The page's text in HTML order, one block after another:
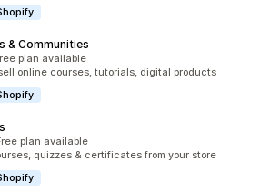
& Communities
plan available
online courses, tutorials, digital products
plan available
quizzes & certificates from your store